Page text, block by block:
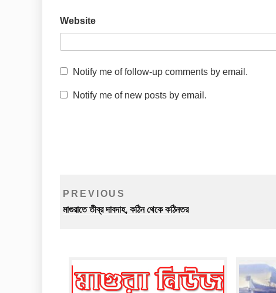
Website
Notify me of follow-up comments by email.
Notify me of new posts by email.
Post
navigation
Previous
Post
PREVIOUS
মাগুরাতে তীব্র দাবদাহ, কঠিন থেকে কঠিনতর